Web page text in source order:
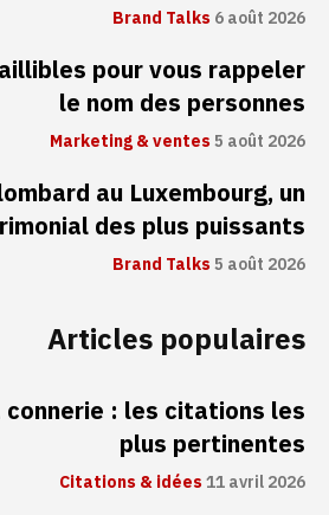
Brand Talks6 août 2026
pour vous rappeler
le nom des personnes
Marketing & ventes5 août 2026
au Luxembourg, un
des plus puissants
Brand Talks5 août 2026
Articles populaires
connerie : les citations les
plus pertinentes
Citations & idées11 avril 2026